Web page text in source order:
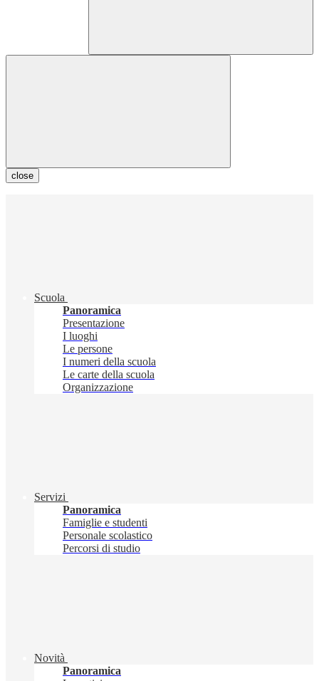
close
Scuola
Panoramica
Presentazione
I luoghi
Le persone
I numeri della scuola
Le carte della scuola
Organizzazione
Servizi
Panoramica
Famiglie e studenti
Personale scolastico
Percorsi di studio
Novità
Panoramica